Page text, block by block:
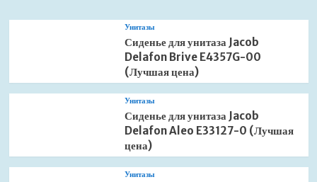
Унитазы
Сиденье для унитаза Jacob
Delafon Brive E4357G-00
(Лучшая цена)
Унитазы
Сиденье для унитаза Jacob
Delafon Aleo E33127-0 (Лучшая
цена)
Унитазы